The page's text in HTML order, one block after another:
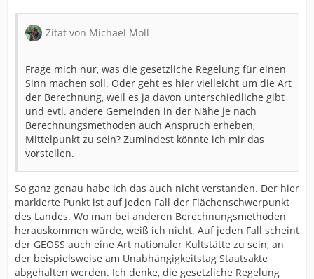
Zitat von Michael Moll
Frage mich nur, was die gesetzliche Regelung für einen
Sinn machen soll. Oder geht es hier vielleicht um die Art
der Berechnung, weil es ja davon unterschiedliche gibt
und evtl. andere Gemeinden in der Nähe je nach
Berechnungsmethoden auch Anspruch erheben,
Mittelpunkt zu sein? Zumindest könnte ich mir das
vorstellen.
So ganz genau habe ich das auch nicht verstanden. Der hier
markierte Punkt ist auf jeden Fall der Flächenschwerpunkt
des Landes. Wo man bei anderen Berechnungsmethoden
herauskommen würde, weiß ich nicht. Auf jeden Fall scheint
der GEOSS auch eine Art nationaler Kultstätte zu sein, an
der beispielsweise am Unabhängigkeitstag Staatsakte
abgehalten werden. Ich denke, die gesetzliche Regelung